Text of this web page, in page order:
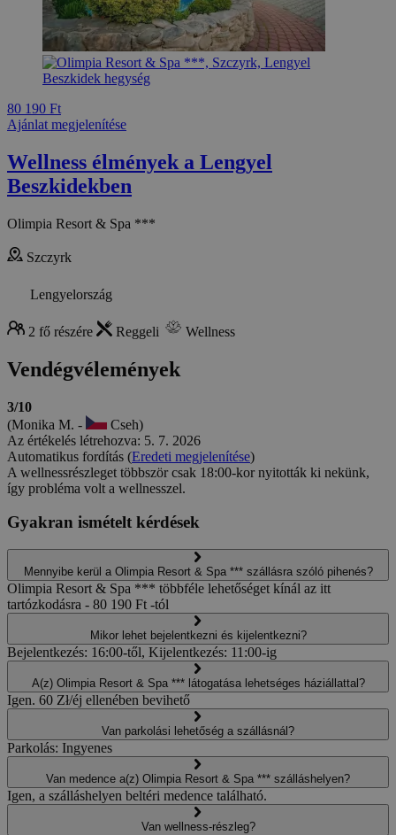
80 190 Ft
Ajánlat megjelenítése
Wellness élmények a Lengyel
Beszkidekben
Olimpia Resort & Spa ***
Szczyrk
Lengyelország
2 fő részére Reggeli Wellness
Vendégvélemények
3/10
(Monika M. -
Cseh)
Az értékelés létrehozva: 5. 7. 2026
Automatikus fordítás (Eredeti megjelenítése)
A wellnessrészleget többször csak 18:00-kor nyitották ki nekünk,
így probléma volt a wellnesszel.
Gyakran ismételt kérdések
Mennyibe kerül a Olimpia Resort & Spa *** szállásra szóló pihenés?
Olimpia Resort & Spa *** többféle lehetőséget kínál az itt
tartózkodásra - 80 190 Ft -tól
Mikor lehet bejelentkezni és kijelentkezni?
Bejelentkezés: 16:00-től, Kijelentkezés: 11:00-ig
A(z) Olimpia Resort & Spa *** látogatása lehetséges háziállattal?
Igen. 60 Zł/éj ellenében bevihető
Van parkolási lehetőség a szállásnál?
Parkolás: Ingyenes
Van medence a(z) Olimpia Resort & Spa *** szálláshelyen?
Igen, a szálláshelyen beltéri medence található.
Van wellness-részleg?